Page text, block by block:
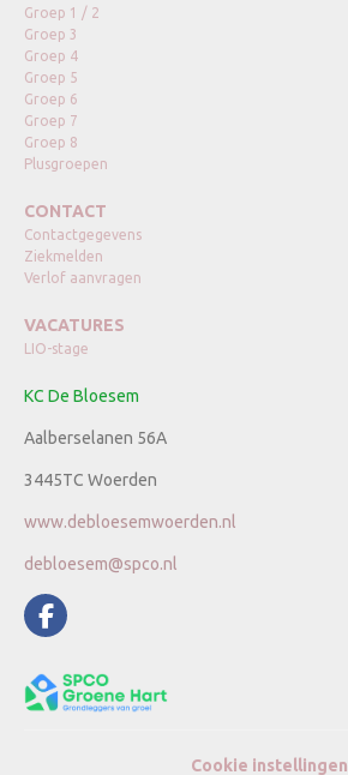
Groep 1 / 2
Groep 3
Groep 4
Groep 5
Groep 6
Groep 7
Groep 8
Plusgroepen
CONTACT
Contactgegevens
Ziekmelden
Verlof aanvragen
VACATURES
LIO-stage
KC De Bloesem
Aalberselanen 56A
3445TC Woerden
www.debloesemwoerden.nl
debloesem@spco.nl
Cookie instellingen